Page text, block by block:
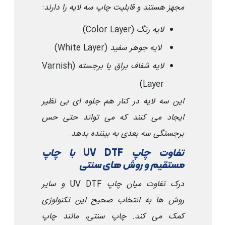
مجهز هستند و قابلیت چاپ سه لایه را دارند:
لایه رنگ (Color Layer)
لایه جوهر سفید (White Layer)
لایه شفاف براق یا برجسته (Varnish
Layer)
این سه لایه در کنار هم جلوه ای بی نظیر
ایجاد می کنند که می تواند حتی حس
برجستگی سه بعدی به بیننده بدهد.
تفاوت چاپ
با چاپ
مستقیم و روش های سنتی
درک تفاوت میان چاپ
و سایر
روش ها به انتخاب صحیح این تکنولوژی
کمک می کند. چاپ سنتی، مانند چاپ